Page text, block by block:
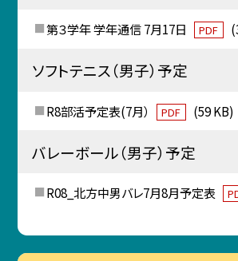
第３学年 学年通信 7月17日 PDF
ソフトテニス（男子）予定
R8部活予定表(7月） PDF (59 KB)
バレーボール（男子）予定
R08_北方中男バレ7月8月予定表